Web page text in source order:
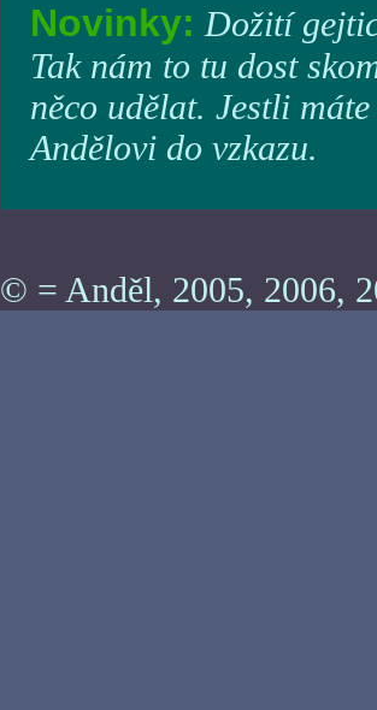
Novinky: Dožití
Tak nám to tu dost
něco udělat. Jestli
Andělovi do vzkazu.
© = Anděl, 2005, 2006,